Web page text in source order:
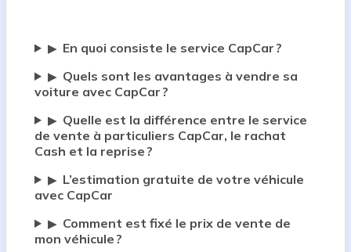
▶ En quoi consiste le service CapCar ?
▶ Quels sont les avantages à vendre sa
voiture avec CapCar ?
▶ Quelle est la différence entre le service
de vente à particuliers CapCar, le rachat
Cash et la reprise ?
▶ L’estimation gratuite de votre véhicule
avec CapCar
▶ Comment est fixé le prix de vente de
mon véhicule ?